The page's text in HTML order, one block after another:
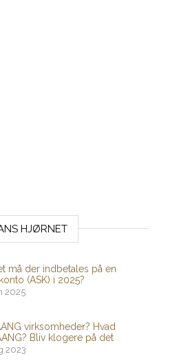
HJØRNET
må der indbetales på en
(ASK) i 2025?
2025
virksomheder? Hvad
Bliv klogere på det
2023